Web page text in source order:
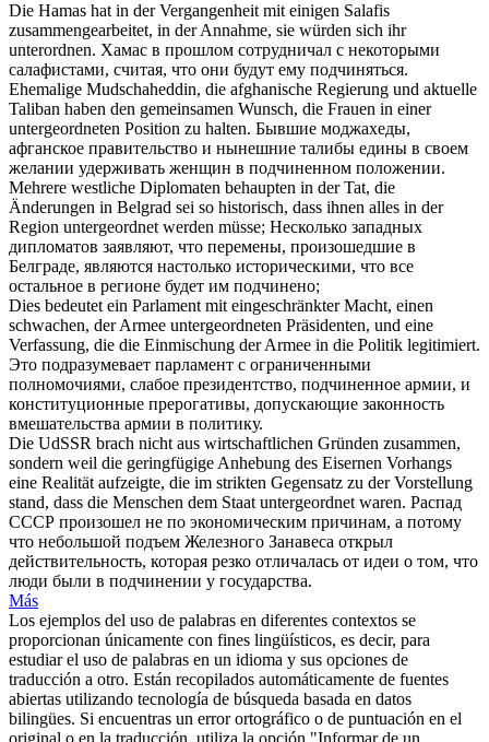
Die Hamas hat in der Vergangenheit mit einigen Salafis
zusammengearbeitet, in der Annahme, sie würden sich ihr
unterordnen. Хамас в прошлом сотрудничал с некоторыми
салафистами, считая, что они будут ему подчиняться.
Ehemalige Mudschaheddin, die afghanische Regierung und aktuelle
Taliban haben den gemeinsamen Wunsch, die Frauen in einer
untergeordneten Position zu halten. Бывшие моджахеды,
афганское правительство и нынешние талибы едины в своем
желании удерживать женщин в подчиненном положении.
Mehrere westliche Diplomaten behaupten in der Tat, die
Änderungen in Belgrad sei so historisch, dass ihnen alles in der
Region untergeordnet werden müsse; Несколько западных
дипломатов заявляют, что перемены, произошедшие в
Белграде, являются настолько историческими, что все
остальное в регионе будет им подчинено;
Dies bedeutet ein Parlament mit eingeschränkter Macht, einen
schwachen, der Armee untergeordneten Präsidenten, und eine
Verfassung, die die Einmischung der Armee in die Politik legitimiert.
Это подразумевает парламент с ограниченными
полномочиями, слабое президентство, подчиненное армии, и
конституционные прерогативы, допускающие законность
вмешательства армии в политику.
Die UdSSR brach nicht aus wirtschaftlichen Gründen zusammen,
sondern weil die geringfügige Anhebung des Eisernen Vorhangs
eine Realität aufzeigte, die im strikten Gegensatz zu der Vorstellung
stand, dass die Menschen dem Staat untergeordnet waren. Распад
СССР произошел не по экономическим причинам, а потому
что небольшой подъем Железного Занавеса открыл
действительность, которая резко отличалась от идеи о том, что
люди были в подчинении у государства.
Más
Los ejemplos del uso de palabras en diferentes contextos se
proporcionan únicamente con fines lingüísticos, es decir, para
estudiar el uso de palabras en un idioma y sus opciones de
traducción a otro. Están recopilados automáticamente de fuentes
abiertas utilizando tecnología de búsqueda basada en datos
bilingües. Si encuentras un error ortográfico o de puntuación en el